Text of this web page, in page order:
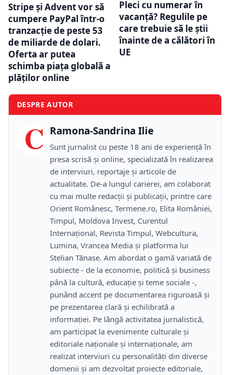
Stripe și Advent vor să
cumpere PayPal într-o
tranzacție de peste 53
de miliarde de dolari.
Oferta ar putea
schimba piața globală a
plăților online
Pleci cu numerar în
vacanță? Regulile pe
care trebuie să le știi
înainte de a călători în
UE
DESPRE AUTOR
C Ramona-Sandrina Ilie
Sunt jurnalist cu peste 18 ani de experiență în
presa scrisă și online, specializată în realizarea
de interviuri, reportaje și articole de
actualitate. De-a lungul carierei, am colaborat
cu mai multe redacții și publicații, printre care
Orient Românesc, Termene.ro, Elita României,
Timpul, Moldova Invest, Curentul
Internațional, Revista Timpul, Webcultura,
Lumina, Vrancea Media și platforma lui
Stelian Tănase. Am abordat o gamă variată de
subiecte - de la economie, politică și business
până la cultură, educație și teme sociale -,
punând accent pe documentarea riguroasă și
pe prezentarea clară și echilibrată a
informației. Pe lângă activitatea jurnalistică,
am participat la evenimente culturale și
editoriale naționale și internaționale, am
realizat interviuri cu personalități din diverse
domenii și am dezvoltat proiecte editoriale,